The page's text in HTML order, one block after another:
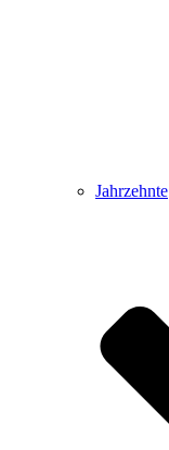
Jahrzehnte